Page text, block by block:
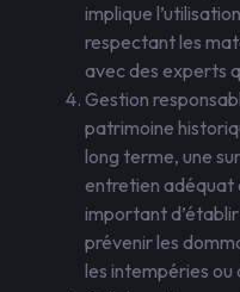
implique
respectant les
avec des experts
Gestion
patrimoine
long terme, une
entretien adéquat
important
prévenir les
les intempéries ou